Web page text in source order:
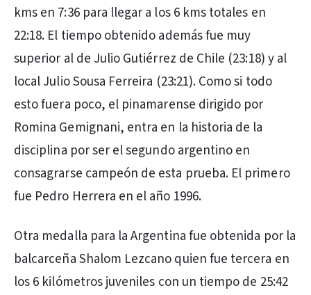
kms en 7:36 para llegar a los 6 kms totales en
22:18. El tiempo obtenido además fue muy
superior al de Julio Gutiérrez de Chile (23:18) y al
local Julio Sousa Ferreira (23:21). Como si todo
esto fuera poco, el pinamarense dirigido por
Romina Gemignani, entra en la historia de la
disciplina por ser el segundo argentino en
consagrarse campeón de esta prueba. El primero
fue Pedro Herrera en el año 1996.
Otra medalla para la Argentina fue obtenida por la
balcarceña Shalom Lezcano quien fue tercera en
los 6 kilómetros juveniles con un tiempo de 25:42